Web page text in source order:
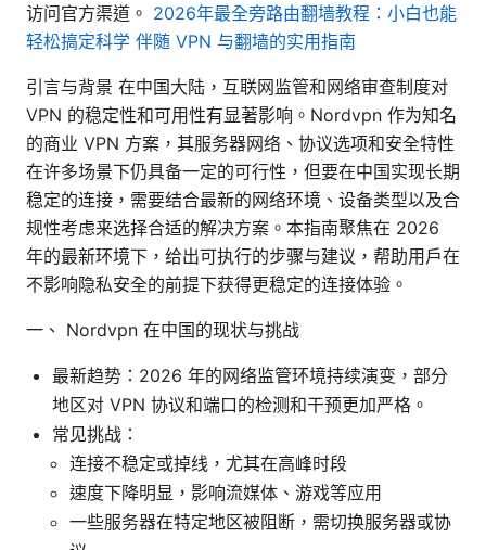
访问官方渠道。 2026年最全旁路由翻墙教程：小白也能
轻松搞定科学 伴随 VPN 与翻墙的实用指南
引言与背景 在中国大陆，互联网监管和网络审查制度对
VPN 的稳定性和可用性有显著影响。Nordvpn 作为知名
的商业 VPN 方案，其服务器网络、协议选项和安全特性
在许多场景下仍具备一定的可行性，但要在中国实现长期
稳定的连接，需要结合最新的网络环境、设备类型以及合
规性考虑来选择合适的解决方案。本指南聚焦在 2026
年的最新环境下，给出可执行的步骤与建议，帮助用户在
不影响隐私安全的前提下获得更稳定的连接体验。
一、 Nordvpn 在中国的现状与挑战
最新趋势：2026 年的网络监管环境持续演变，部分
地区对 VPN 协议和端口的检测和干预更加严格。
常见挑战：
连接不稳定或掉线，尤其在高峰时段
速度下降明显，影响流媒体、游戏等应用
一些服务器在特定地区被阻断，需切换服务器或协